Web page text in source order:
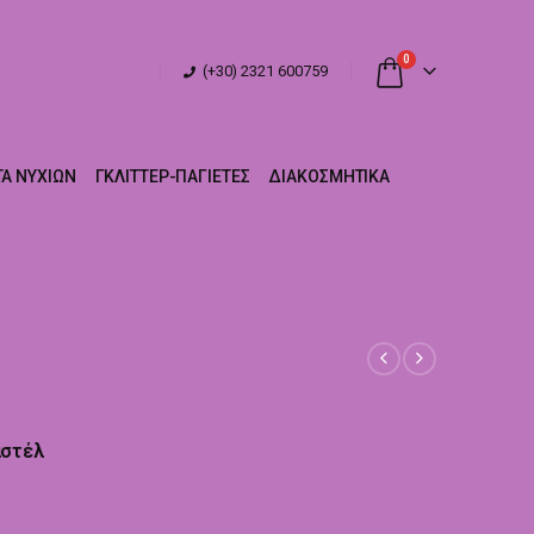
(+30) 2321 600759
0
ΝΥΧΙΏΝ ΓΚΛΊΤΤΕΡ-ΠΑΓΙΈΤΕΣ ΔΙΑΚΟΣΜΗΤΙΚΆ